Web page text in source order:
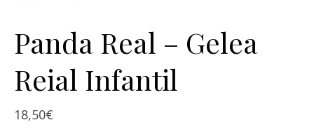
Panda Real – Gelea
Reial Infantil
18,50€